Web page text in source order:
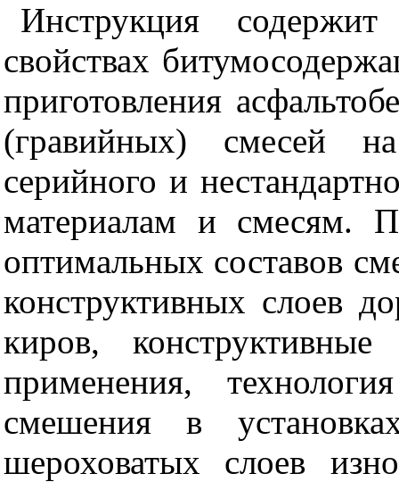
Инструкция
свойствах
приготовления
(гравийных) смесей
серийного и
материалам и смесям.
оптимальных составов
конструктивных слоев
киров,
применения,
смешения в
шероховатых слоев